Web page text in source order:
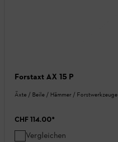
Forstaxt AX 15 P
Äxte / Beile / Hämmer / Forstwerkzeuge
CHF 114.00*
Vergleichen